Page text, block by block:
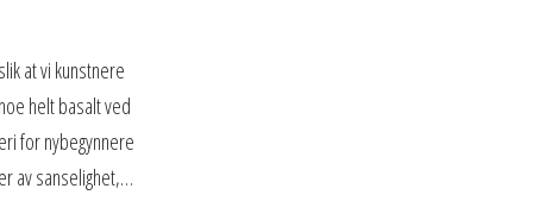
at vi kunstnere
helt basalt ved
for nybegynnere
av sanselighet,…